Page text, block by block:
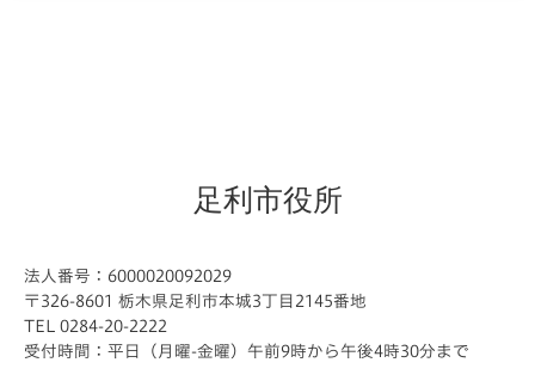
足利市役所
法人番号：6000020092029
〒326-8601 栃木県足利市本城3丁目2145番地
TEL 0284-20-2222
受付時間：平日（月曜-金曜）午前9時から午後4時30分まで